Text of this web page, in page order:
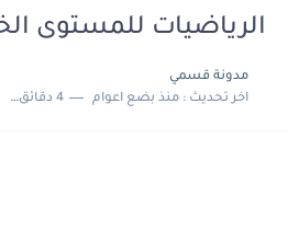
الرياضيات للمستوى
مدونة قسمي
اخر تحديث :منذ بضع اعوام 4 دقائق للقراءة